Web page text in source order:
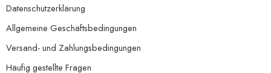
Datenschutzerklärung
Allgemeine Geschäftsbedingungen
Versand- und Zahlungsbedingungen
Häufig gestellte Fragen